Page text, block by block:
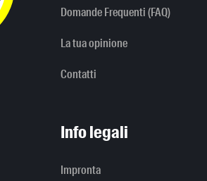
Domande Frequenti (FAQ)
La tua opinione
Contatti
Info legali
Impronta